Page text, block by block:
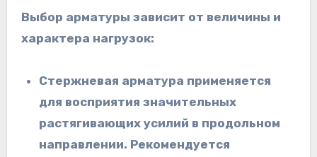
Выбор арматуры зависит от величины и
характера нагрузок:
Стержневая арматура применяется
для восприятия значительных
растягивающих усилий в продольном
направлении. Рекомендуется